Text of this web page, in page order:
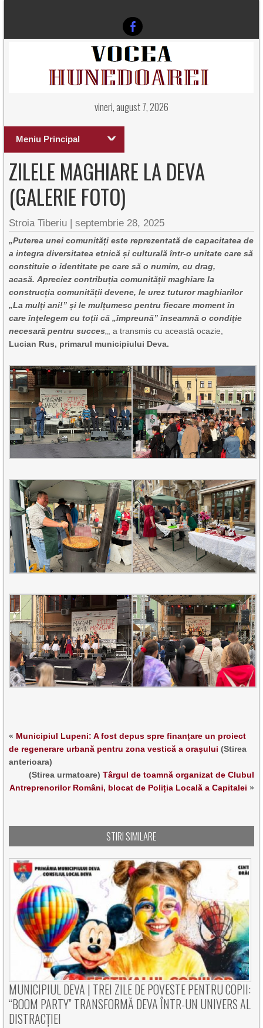
vineri, august 7, 2026
Meniu Principal
ZILELE MAGHIARE LA DEVA
(GALERIE FOTO)
Stroia Tiberiu |septembrie 28, 2025
„Puterea unei comunități este reprezentată de capacitatea de
a integra diversitatea etnică și culturală într-o unitate care să
constituie o identitate pe care să o numim, cu drag,
acasă.Apreciez contribuția comunității maghiare la
construcția comunității devene, le urez tuturor maghiarilor
„La mulți ani!” și le mulțumesc pentru fiecare moment în
care înțelegem cu toții că „împreună” înseamnă o condiție
necesară pentru succes „, a transmis cu această ocazie,
Lucian Rus, primarul municipiului Deva.
« Municipiul Lupeni: A fost depus spre finanțare un proiect
de regenerare urbană pentru zona vestică a orașului (Stirea
anterioara)
(Stirea urmatoare) Târgul de toamnă organizat de Clubul
Antreprenorilor Români, blocat de Poliția Locală a Capitalei »
STIRI SIMILARE
MUNICIPIUL DEVA | TREI ZILE DE POVESTE PENTRU COPII:
“BOOM PARTY” TRANSFORMĂ DEVA ÎNTR-UN UNIVERS AL
DISTRACȚIEI